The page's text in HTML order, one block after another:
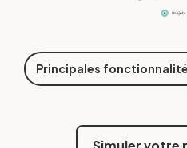
Principales